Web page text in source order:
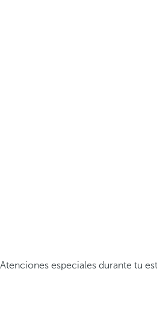
Atenciones especiales durante tu